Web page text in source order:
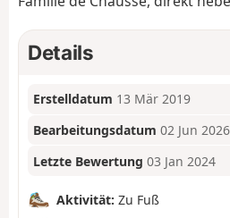
Details
Erstelldatum 13 Mär 2019
Bearbeitungsdatum 02 Jun 2026
Letzte Bewertung 03 Jan 2024
Aktivität: Zu Fuß